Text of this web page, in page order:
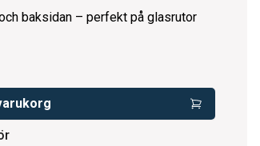
baksidan – perfekt på glasrutor